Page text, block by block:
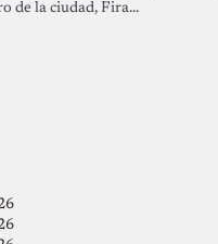
de la ciudad, Fira...